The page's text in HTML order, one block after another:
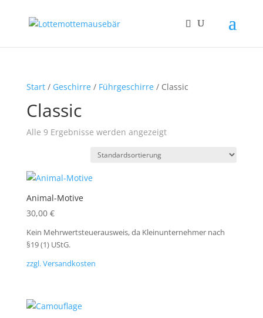
Start/ Geschirre/ Führgeschirre/ Classic
Classic
Alle 9 Ergebnisse werden angezeigt
Animal-Motive
30,00 €
Kein Mehrwertsteuerausweis, da Kleinunternehmer nach
§19 (1) UStG.
zzgl. Versandkosten